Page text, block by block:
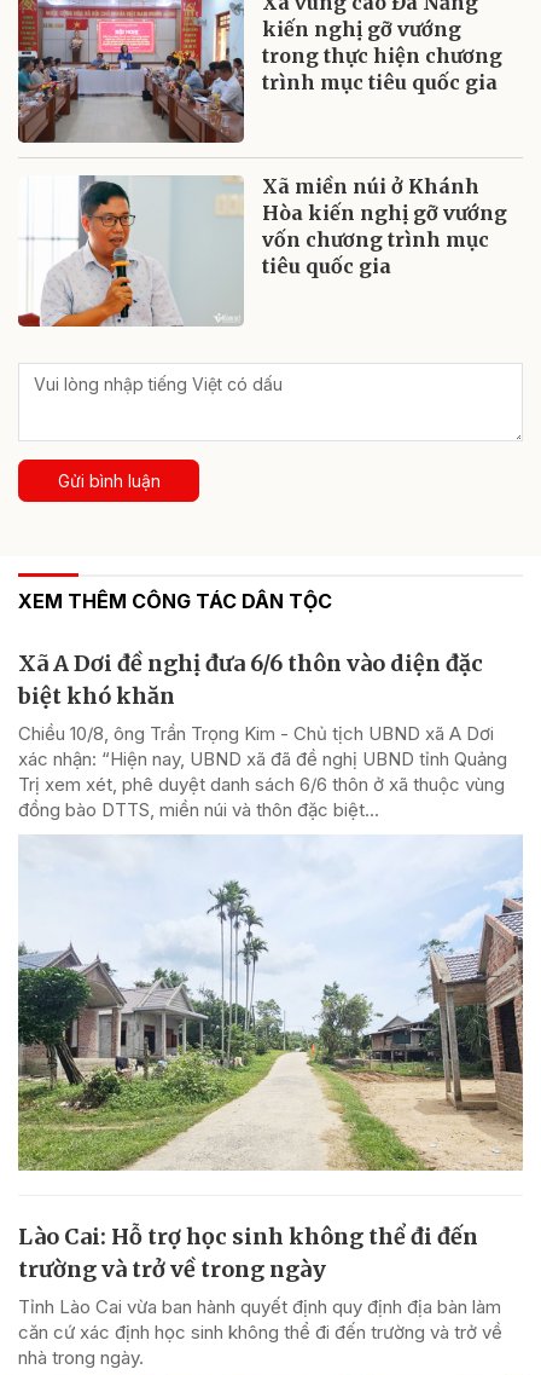
kiến nghị gỡ vướng
trong thực hiện chương
trình mục tiêu quốc gia
Xã miền núi ở Khánh
Hòa kiến nghị gỡ vướng
vốn chương trình mục
tiêu quốc gia
Gửi bình luận
XEM THÊM CÔNG TÁC DÂN TỘC
Xã A Dơi đề nghị đưa 6/6 thôn vào diện đặc
biệt khó khăn
Chiều 10/8, ông Trần Trọng Kim - Chủ tịch UBND xã A Dơi
xác nhận: “Hiện nay, UBND xã đã đề nghị UBND tỉnh Quảng
Trị xem xét, phê duyệt danh sách 6/6 thôn ở xã thuộc vùng
đồng bào DTTS, miền núi và thôn đặc biệt...
Lào Cai: Hỗ trợ học sinh không thể đi đến
trường và trở về trong ngày
Tỉnh Lào Cai vừa ban hành quyết định quy định địa bàn làm
căn cứ xác định học sinh không thể đi đến trường và trở về
nhà trong ngày.